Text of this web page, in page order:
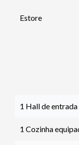
Estore
1 Hall de entrada
1 Cozinha